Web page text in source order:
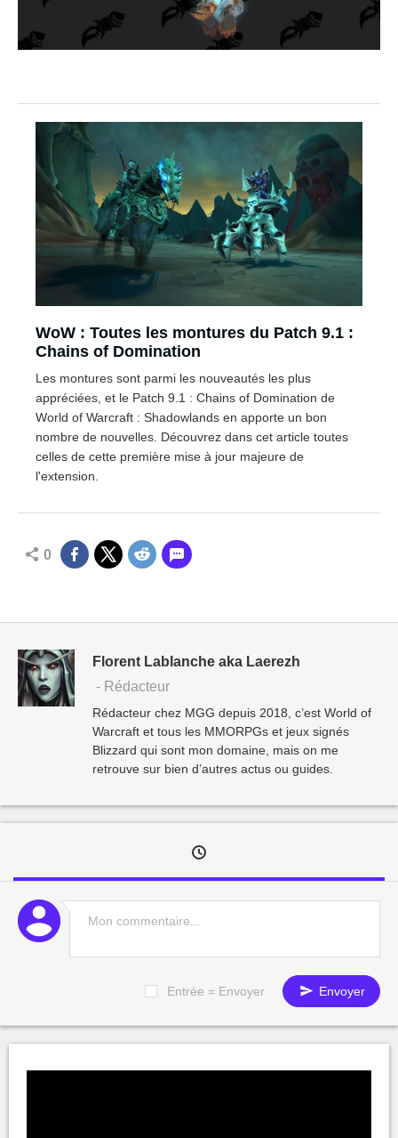
WoW : Toutes les montures du Patch 9.1 :
Chains of Domination
Les montures sont parmi les nouveautés les plus
appréciées, et le Patch 9.1 : Chains of Domination de
World of Warcraft : Shadowlands en apporte un bon
nombre de nouvelles. Découvrez dans cet article toutes
celles de cette première mise à jour majeure de
l'extension.
0
Florent Lablanche aka Laerezh
- Rédacteur
Rédacteur chez MGG depuis 2018, c’est World of
Warcraft et tous les MMORPGs et jeux signés
Blizzard qui sont mon domaine, mais on me
retrouve sur bien d’autres actus ou guides.
Entrée = Envoyer Envoyer